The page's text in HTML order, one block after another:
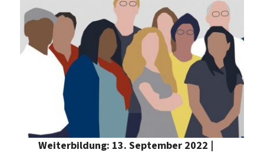
Weiterbildung: 13. September 2022 |